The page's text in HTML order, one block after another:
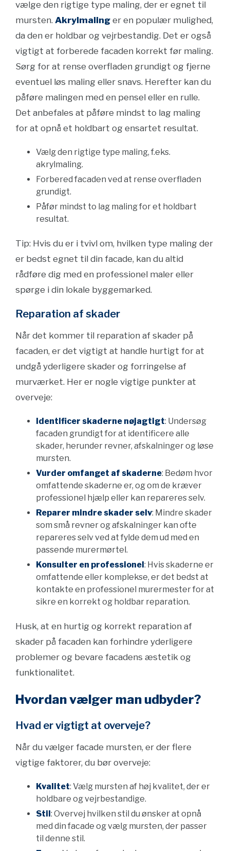
vælge den rigtige type maling, der er egnet til
mursten. Akrylmaling er en populær mulighed,
da den er holdbar og vejrbestandig. Det er også
vigtigt at forberede facaden korrekt før maling.
Sørg for at rense overfladen grundigt og fjerne
eventuel løs maling eller snavs. Herefter kan du
påføre malingen med en pensel eller en rulle.
Det anbefales at påføre mindst to lag maling
for at opnå et holdbart og ensartet resultat.
Vælg den rigtige type maling, f.eks.
akrylmaling.
Forbered facaden ved at rense overfladen
grundigt.
Påfør mindst to lag maling for et holdbart
resultat.
Tip: Hvis du er i tvivl om, hvilken type maling der
er bedst egnet til din facade, kan du altid
rådføre dig med en professionel maler eller
spørge i din lokale byggemarked.
Reparation af skader
Når det kommer til reparation af skader på
facaden, er det vigtigt at handle hurtigt for at
undgå yderligere skader og forringelse af
murværket. Her er nogle vigtige punkter at
overveje:
Identificer skaderne nøjagtigt: Undersøg
facaden grundigt for at identificere alle
skader, herunder revner, afskalninger og løse
mursten.
Vurder omfanget af skaderne: Bedøm hvor
omfattende skaderne er, og om de kræver
professionel hjælp eller kan repareres selv.
Reparer mindre skader selv: Mindre skader
som små revner og afskalninger kan ofte
repareres selv ved at fylde dem ud med en
passende murermørtel.
Konsulter en professionel: Hvis skaderne er
omfattende eller komplekse, er det bedst at
kontakte en professionel murermester for at
sikre en korrekt og holdbar reparation.
Husk, at en hurtig og korrekt reparation af
skader på facaden kan forhindre yderligere
problemer og bevare facadens æstetik og
funktionalitet.
Hvordan vælger man udbyder?
Hvad er vigtigt at overveje?
Når du vælger facade mursten, er der flere
vigtige faktorer, du bør overveje:
Kvalitet: Vælg mursten af høj kvalitet, der er
holdbare og vejrbestandige.
Stil: Overvej hvilken stil du ønsker at opnå
med din facade og vælg mursten, der passer
til denne stil.